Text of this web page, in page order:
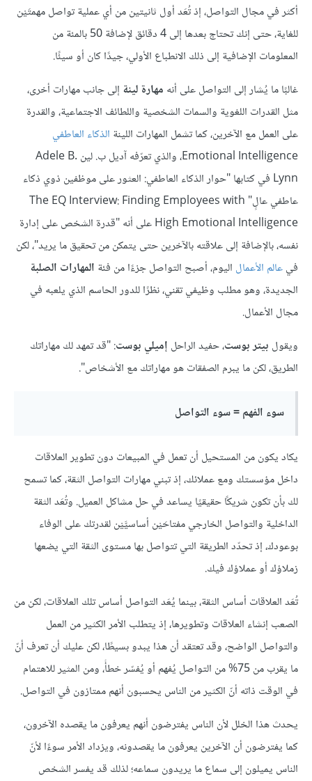
أكثر في مجال التواصل، إذ تُعَد أول ثانيتين من أي عملية تواصل مهمتَيْن
للغاية، حتى إنك تحتاج بعدها إلى 4 دقائق لإضافة 50 بالمئة من
المعلومات الإضافية إلى ذلك الانطباع الأولي، جيدًا كان أو سيئًا.
غالبًا ما يُشار إلى التواصل على أنه مهارة لينة إلى جانب مهارات أخرى،
مثل القدرات اللغوية والسمات الشخصية واللطائف الاجتماعية، والقدرة
على العمل مع الآخرين، كما تشمل المهارات اللينة الذكاء العاطفي
Emotional Intelligence، والذي تعرّفه آديل ب. لين Adele B.
Lynn في كتابها "حوار الذكاء العاطفي: العثور على موظفين ذوي ذكاء
عاطفي عالٍ" The EQ Interview: Finding Employees with
High Emotional Intelligence على أنه "قدرة الشخص على إدارة
نفسه، بالإضافة إلى علاقته بالآخرين حتى يتمكن من تحقيق ما يريد"، لكن
فيعالم الأعمال اليوم، أصبح التواصل جزءًا من فئة المهارات الصلبة
الجديدة، وهو مطلب وظيفي تقني، نظرًا للدور الحاسم الذي يلعبه في
مجال الأعمال.
ويقول بيتر بوست، حفيد الراحل إميلي بوست: "قد تمهد لك مهاراتك
الطريق، لكن ما يبرم الصفقات هو مهاراتك مع الأشخاص".
سوء الفهم = سوء التواصل
يكاد يكون من المستحيل أن تعمل في المبيعات دون تطوير العلاقات
داخل مؤسستك ومع عملائك، إذ تبني مهارات التواصل الثقة، كما تسمح
لك بأن تكون شريكًا حقيقيًا يساعد في حل مشاكل العميل. وتُعَد الثقة
الداخلية والتواصل الخارجي مفتاحَيْن أساسيَّيْن لقدرتك على الوفاء
بوعودك، إذ تحدّد الطريقة التي تتواصل بها مستوى الثقة التي يضعها
زملاؤك أو عملاؤك فيك.
تُعَد العلاقات أساس الثقة، بينما يُعَد التواصل أساس تلك العلاقات، لكن من
الصعب إنشاء العلاقات وتطويرها، إذ يتطلب الأمر الكثير من العمل
والتواصل الواضح، وقد تعتقد أن هذا يبدو بسيطًا، لكن عليك أن تعرف أنّ
ما يقرب من 75% من التواصل يُفهم أو يُفسّر خطأً، ومن المثير للاهتمام
في الوقت ذاته أنّ الكثير من الناس يحسبون أنهم ممتازون في التواصل.
يحدث هذا الخلل لأن الناس يفترضون أنهم يعرفون ما يقصده الآخرون،
كما يفترضون أن الآخرين يعرفون ما يقصدونه، ويزداد الأمر سوءًا لأنّ
الناس يميلون إلى سماع ما يريدون سماعه؛ لذلك قد يفسر الشخص